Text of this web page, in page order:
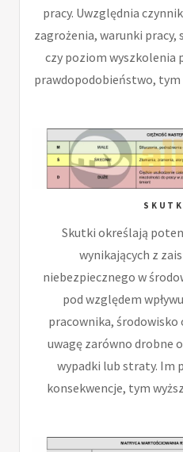
pracy. Uwzględnia
zagrożenia, warunki
czy poziom wyszkolenia
prawdopodobieństwo, tym
Skutki określają
wynikających z
niebezpiecznego w
pod względem
pracownika,
uwagę zarówno drobne
wypadki lub straty. Im
konsekwencje, tym